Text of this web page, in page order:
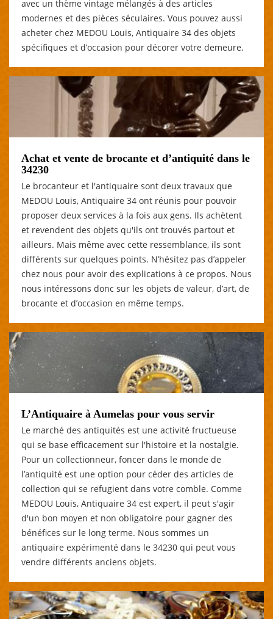
avec un thème vintage mélangés à des articles
modernes et des pièces séculaires. Vous pouvez aussi
acheter chez MEDOU Louis, Antiquaire 34 des objets
spécifiques et d’occasion pour décorer votre demeure.
Achat et vente de brocante et d’antiquité dans le
34230
Le brocanteur et l'antiquaire sont deux travaux que
MEDOU Louis, Antiquaire 34 ont réunis pour pouvoir
proposer deux services à la fois aux gens. Ils achètent
et revendent des objets qu'ils ont trouvés partout et
ailleurs. Mais même avec cette ressemblance, ils sont
différents sur quelques points. N’hésitez pas d’appeler
chez nous pour avoir des explications à ce propos. Nous
nous intéressons donc sur les objets de valeur, d’art, de
brocante et d’occasion en même temps.
L’Antiquaire à Aumelas pour vous servir
Le marché des antiquités est une activité fructueuse
qui se base efficacement sur l'histoire et la nostalgie.
Pour un collectionneur, foncer dans le monde de
l’antiquité est une option pour céder des articles de
collection qui se refugient dans votre comble. Comme
MEDOU Louis, Antiquaire 34 est expert, il peut s'agir
d'un bon moyen et non obligatoire pour gagner des
bénéfices sur le long terme. Nous sommes un
antiquaire expérimenté dans le 34230 qui peut vous
vendre différents anciens objets.